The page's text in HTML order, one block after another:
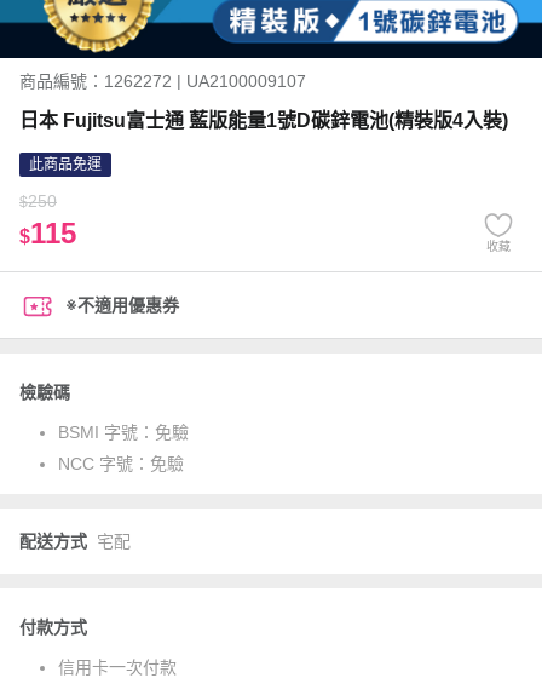
商品編號：1262272 | UA2100009107
日本 Fujitsu富士通 藍版能量1號D碳鋅電池(精裝版4入裝)
此商品免運
$250
$115 收藏
※不適用優惠券
檢驗碼
BSMI 字號： 免驗
NCC 字號： 免驗
配送方式 宅配
付款方式
信用卡一次付款